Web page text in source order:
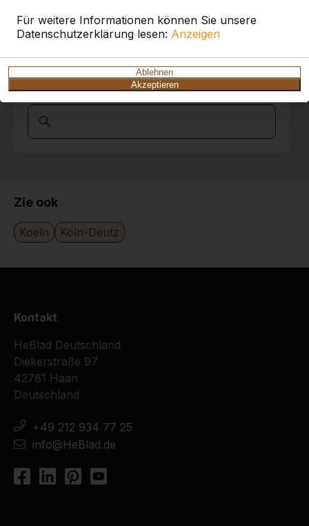
Für weitere Informationen können Sie unsere
Datenschutzerklärung lesen: Anzeigen
Ablehnen
Akzeptieren
Kategorie
Ort oder Postleitzahl suchen
Zie ook
Koeln Köln-Deutz
Kontakt
HeBlad Deutschland
Diekerstraße 97
42781 Haan
Deutschland
+49 212 934 77 25
info@HeBlad.de